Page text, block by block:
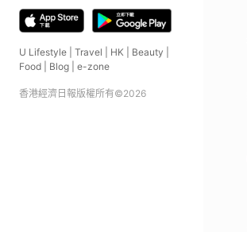
U Lifestyle Travel HK Beauty
Food
Blog e-zone
香港經濟日報版權所有©2026